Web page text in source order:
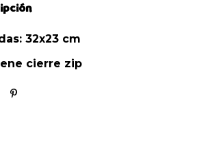
32x23 cm
cierre zip